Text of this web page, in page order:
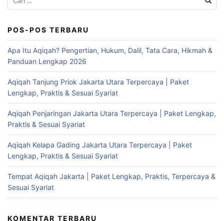
untuk:
POS-POS TERBARU
Apa Itu Aqiqah? Pengertian, Hukum, Dalil, Tata Cara, Hikmah &
Panduan Lengkap 2026
Aqiqah Tanjung Priok Jakarta Utara Terpercaya | Paket
Lengkap, Praktis & Sesuai Syariat
Aqiqah Penjaringan Jakarta Utara Terpercaya | Paket Lengkap,
Praktis & Sesuai Syariat
Aqiqah Kelapa Gading Jakarta Utara Terpercaya | Paket
Lengkap, Praktis & Sesuai Syariat
Tempat Aqiqah Jakarta | Paket Lengkap, Praktis, Terpercaya &
Sesuai Syariat
KOMENTAR TERBARU